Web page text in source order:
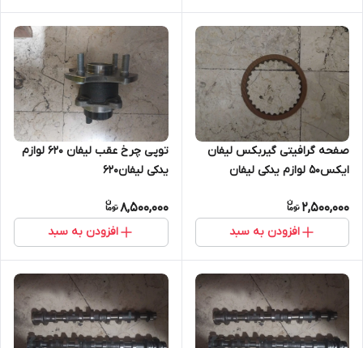
صفحه گرافیتی گیربکس لیفان
ایکس۵۰ لوازم یدکی لیفان
2,500,000
افزودن به سبد
توپی چرخ عقب لیفان ۶۲۰ لوازم
یدکی لیفان۶۲۰
8,500,000
افزودن به سبد